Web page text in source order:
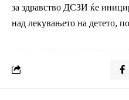
за здравство ДСЗИ ќе
над лекувањето на детето,